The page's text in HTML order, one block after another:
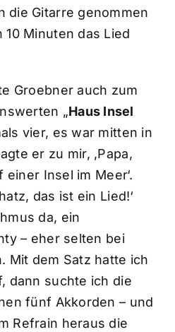
die Gitarre genommen
Minuten das Lied
Groebner auch zum
„Haus Insel
vier, es war mitten in
er zu mir, ,Papa,
Insel im Meer‘.
das ist ein Lied!‘
da, ein
– eher selten bei
Mit dem Satz hatte ich
dann suchte ich die
fünf Akkorden – und
Refrain heraus die